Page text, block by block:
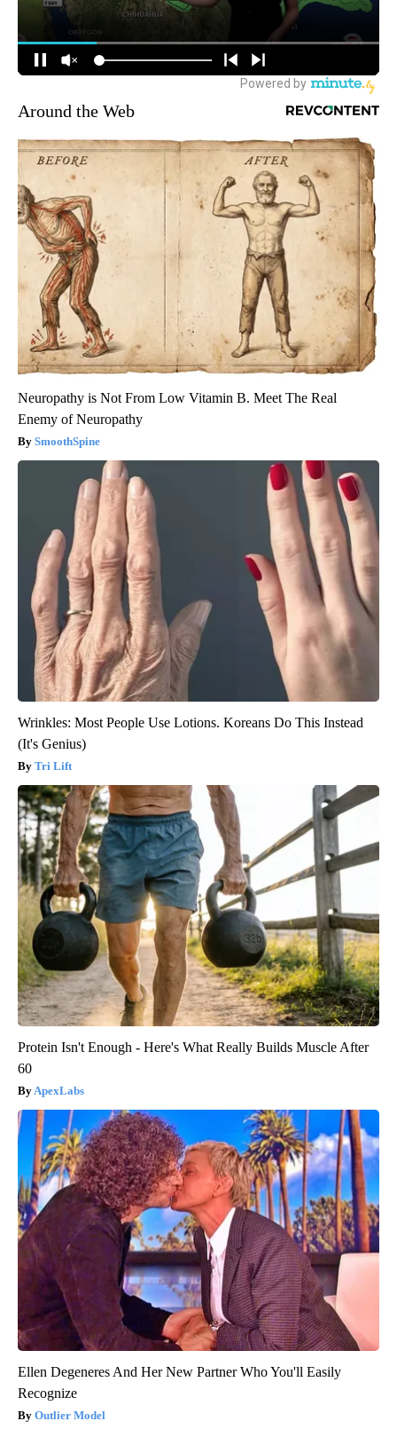
Around the Web
Neuropathy is Not From Low Vitamin B. Meet The Real
Enemy of Neuropathy
SmoothSpine
Wrinkles: Most People Use Lotions. Koreans Do This Instead
(It's Genius)
Tri Lift
Protein Isn't Enough - Here's What Really Builds Muscle After
60
ApexLabs
Ellen Degeneres And Her New Partner Who You'll Easily
Recognize
Outlier Model